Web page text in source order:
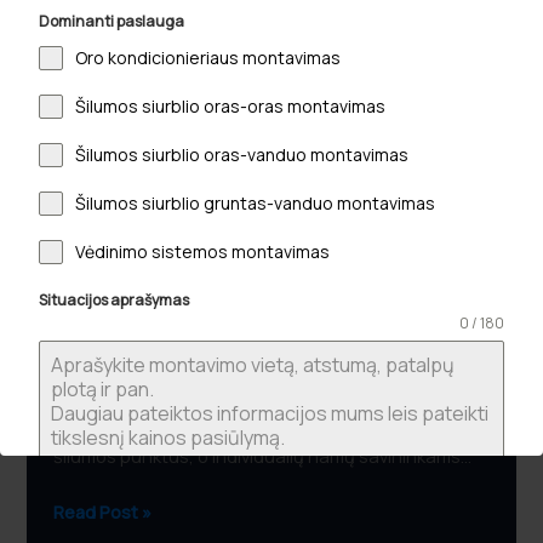
Dominanti paslauga
Oro kondicionieriaus montavimas
Šilumos siurblio oras-oras montavimas
Šilumos siurblio oras-vanduo montavimas
Šilumos siurblio gruntas-vanduo montavimas
Vėdinimo sistemos montavimas
Situacijos aprašymas
0 / 180
Šilumos siurblių inovacijos 2026 metais:
technologinis proveržis ir ateities šildymo
2026-05-23
Ar žinojote, kad iki 2026 m. liepos 1 d. Lietuvoje
privaloma modernizuoti visus senus daugiabučių
šilumos punktus, o individualių namų savininkams…
inovacijos
2026
technologinis
proveržis
ir
ateities
standartai
Read Post »